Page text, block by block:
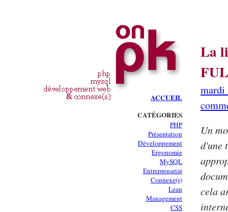
ACCUEIL
CATÉGORIES
PHP
Présentation
Développement
Ergonomie
MySQL
Entreprenariat
Connexe(s)
Lean
Management
CSS
La
mardi
Un
d'une
cela